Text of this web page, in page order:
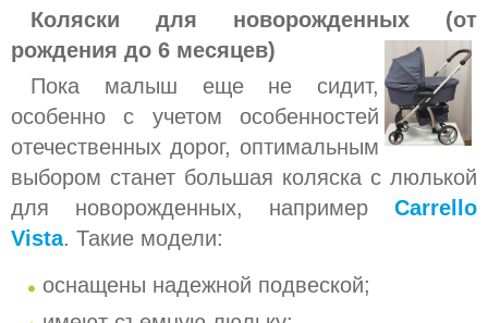
Коляски для новорожденных (от
рождения до 6 месяцев)
Пока малыш еще не сидит,
особенно с учетом особенностей
отечественных дорог, оптимальным
выбором станет большая коляска с люлькой
для новорожденных, например Carrello
Vista. Такие модели:
оснащены надежной подвеской;